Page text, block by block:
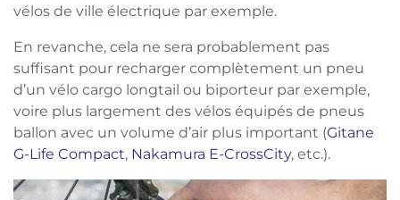
vélos de ville électrique par exemple.
En revanche, cela ne sera probablement pas
suffisant pour recharger complètement un pneu
d’un vélo cargo longtail ou biporteur par exemple,
voire plus largement des vélos équipés de pneus
ballon avec un volume d’air plus important (Gitane
G-Life Compact, Nakamura E-CrossCity, etc.).